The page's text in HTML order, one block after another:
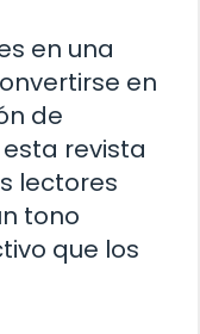
en una
en
de
revista
lectores
tono
que los